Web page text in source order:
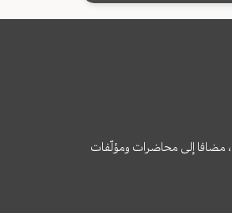
مضافا إلى محاضرات ومؤلّفات